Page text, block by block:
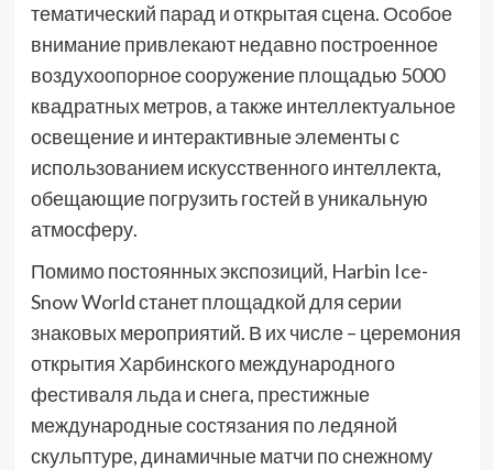
тематический парад и открытая сцена. Особое
внимание привлекают недавно построенное
воздухоопорное сооружение площадью 5000
квадратных метров, а также интеллектуальное
освещение и интерактивные элементы с
использованием искусственного интеллекта,
обещающие погрузить гостей в уникальную
атмосферу.
Помимо постоянных экспозиций, Harbin Ice-
Snow World станет площадкой для серии
знаковых мероприятий. В их числе – церемония
открытия Харбинского международного
фестиваля льда и снега, престижные
международные состязания по ледяной
скульптуре, динамичные матчи по снежному